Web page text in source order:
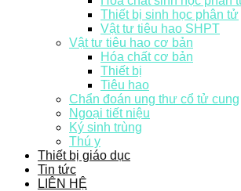
Thiết bị sinh học phân tử
Vật tư tiêu hao SHPT
Vật tư tiêu hao cơ bản
Hóa chất cơ bản
Thiết bị
Tiêu hao
Chẩn đoán ung thư cổ tử cung
Ngoại tiết niệu
Ký sinh trùng
Thú y
Thiết bị giáo dục
Tin tức
LIÊN HỆ